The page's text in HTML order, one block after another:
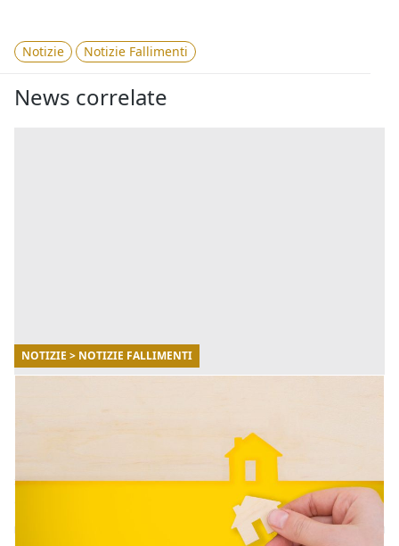
Notizie Notizie Fallimenti
News correlate
NOTIZIE > NOTIZIE FALLIMENTI
di un terreno
La rinuncia alla proprietà di un immobile è uno
strumento giuridico che consente al proprietario di